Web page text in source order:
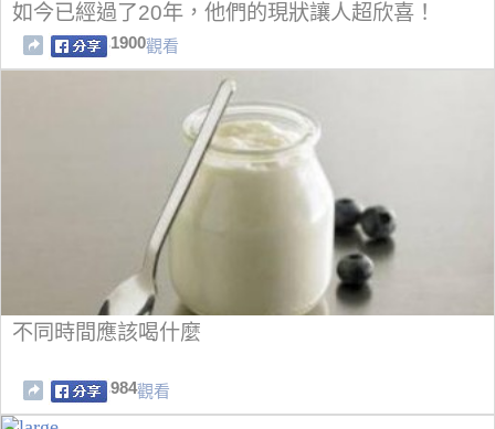
如今已經過了20年，他們的現狀讓人超欣喜！
1900觀看
不同時間應該喝什麼
984觀看